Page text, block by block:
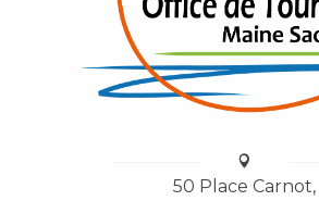
50 Place Carnot,